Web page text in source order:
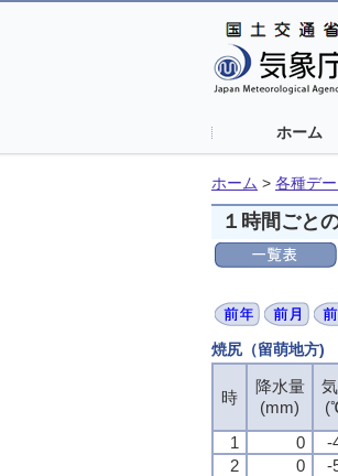
ホーム
ホーム > 各種デ
１時間ごと
焼尻（留萌地方)
時
降水量
(mm)
1
0 -
2
0 -